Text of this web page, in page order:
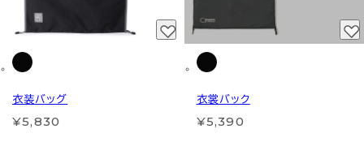
衣装バッグ
¥5,830
衣裳バック
¥5,390